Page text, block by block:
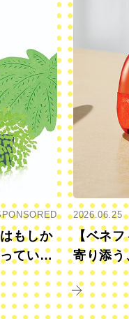
もしか
ていま
2026.06.25
【ベネフ
寄り添う
きに